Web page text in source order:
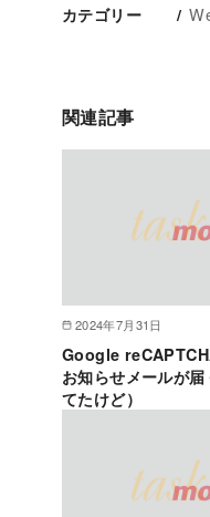
カテゴリー
関連記事
2024年7月31日
Google
お知らせメールが
てたけど）